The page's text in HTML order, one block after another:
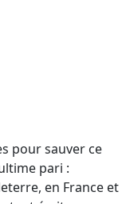
pour sauver ce
pari :
en France et